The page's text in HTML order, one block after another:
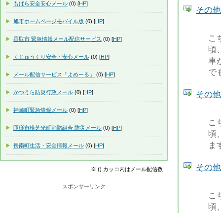
その
こ
頃
車
で
その
こ
頃
ま
その
こ
頃
もばら安全安心メール (0) [HP]
旭市ホームページモバイル版 (0) [HP]
香取市 緊急情報メール配信サービス (0) [HP]
くじゅうくり安全・安心メール (0) [HP]
メール配信サービス「よめーる」 (0) [HP]
かつうら防災行政メール (0) [HP]
神崎町緊急情報メール (0) [HP]
匝瑳市横芝光町消防組合 防災メール (0) [HP]
長南町生活・安全情報メール (0) [HP]
※ () カッコ内はメール配信数
スポンサーリンク